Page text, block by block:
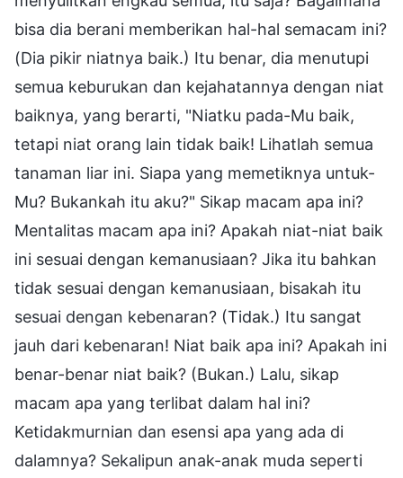
bisa dia berani memberikan hal-hal semacam ini?
(Dia pikir niatnya baik.) Itu benar, dia menutupi
semua keburukan dan kejahatannya dengan niat
baiknya, yang berarti, "Niatku pada-Mu baik,
tetapi niat orang lain tidak baik! Lihatlah semua
tanaman liar ini. Siapa yang memetiknya untuk-
Mu? Bukankah itu aku?" Sikap macam apa ini?
Mentalitas macam apa ini? Apakah niat-niat baik
ini sesuai dengan kemanusiaan? Jika itu bahkan
tidak sesuai dengan kemanusiaan, bisakah itu
sesuai dengan kebenaran? (Tidak.) Itu sangat
jauh dari kebenaran! Niat baik apa ini? Apakah ini
benar-benar niat baik? (Bukan.) Lalu, sikap
macam apa yang terlibat dalam hal ini?
Ketidakmurnian dan esensi apa yang ada di
dalamnya? Sekalipun anak-anak muda seperti